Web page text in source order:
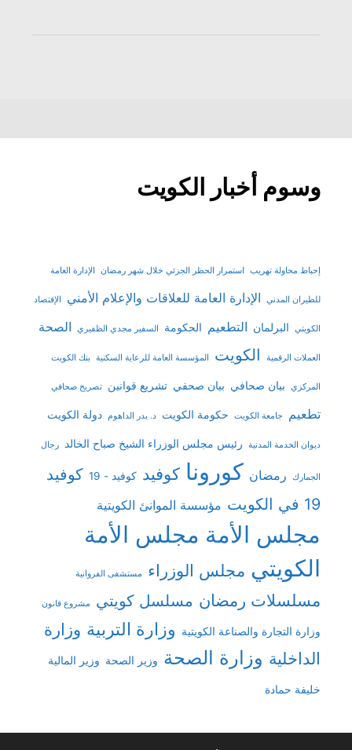
وسوم أخبار الكويت
إحباط محاولة تهريب استمرار الحظر الجزئي خلال شهر رمضان الإدارة العامة
للطيران المدني الإدارة العامة للعلاقات والإعلام الأمني الإقتصاد
الكويتي البرلمان التطعيم الحكومة السفير مجدي الظفيري الصحة
العملات الرقمية الكويت المؤسسة العامة للرعاية السكنية بنك الكويت
المركزي بيان صحافي بيان صحفي تشريع قوانين تصريح صحافي
تطعيم جامعة الكويت حكومة الكويت د. بدر الداهوم دولة الكويت
ديوان الخدمة المدنية رئيس مجلس الوزراء الشيخ صباح الخالد رجال
الجمارك رمضان كورونا كوفيد كوفيد - 19
كوفيد
19 في الكويت
مؤسسة الموانئ الكويتية
مجلس الأمة مجلس الأمة
الكويتي مجلس الوزراء مستشفى الفروانية
مسلسلات رمضان مسلسل كويتي مشروع قانون
وزارة التجارة والصناعة الكويتية وزارة التربية وزارة
الداخلية وزارة الصحة وزير الصحة وزير المالية
خليفة حمادة